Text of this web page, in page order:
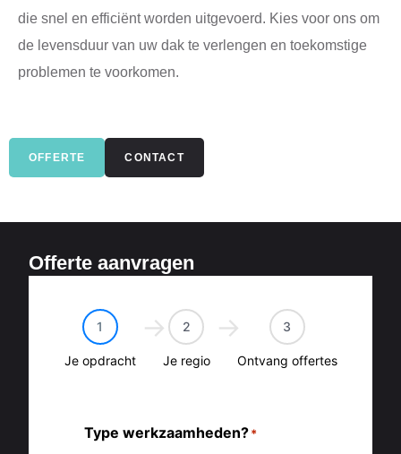
die snel en efficiënt worden uitgevoerd. Kies voor ons om
de levensduur van uw dak te verlengen en toekomstige
problemen te voorkomen.
OFFERTE CONTACT
Offerte aanvragen